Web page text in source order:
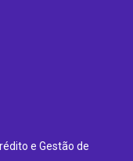
e Gestão de